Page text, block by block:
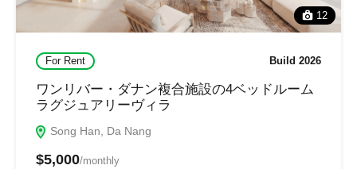
12
For Rent Build 2026
ワンリバー・ダナン複合施設の4ベッドルーム
ラグジュアリーヴィラ
Song Han, Da Nang
$5,000/monthly